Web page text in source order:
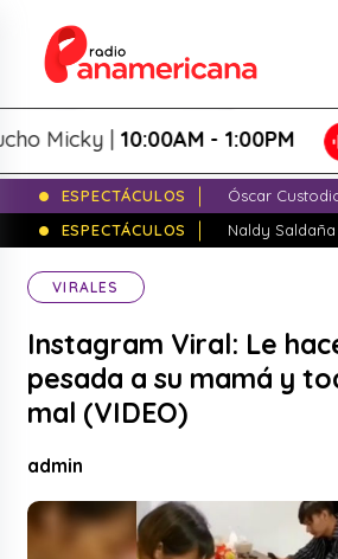
|10:00AM - 1:00PM
ESPECTÁCULOS
Óscar
ESPECTÁCULOS
Naldy
VIRALES
Instagram Viral: Le
pesada a su mamá y
mal (VIDEO)
admin